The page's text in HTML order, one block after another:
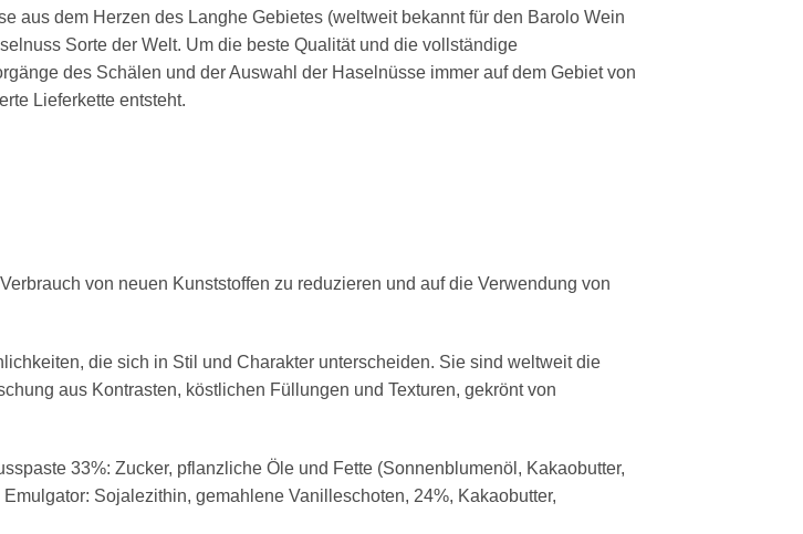
aus dem Herzen des Langhe Gebietes (weltweit bekannt für den Barolo Wein
Sorte der Welt. Um die beste Qualität und die vollständige
des Schälen und der Auswahl der Haselnüsse immer auf dem Gebiet von
Lieferkette entsteht.
von neuen Kunststoffen zu reduzieren und auf die Verwendung von
die sich in Stil und Charakter unterscheiden. Sie sind weltweit die
aus Kontrasten, köstlichen Füllungen und Texturen, gekrönt von
33%: Zucker, pflanzliche Öle und Fette (Sonnenblumenöl, Kakaobutter,
Sojalezithin, gemahlene Vanilleschoten, 24%, Kakaobutter,